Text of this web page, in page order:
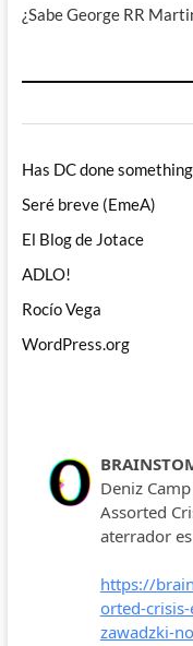
¿Sabe George RR
Has DC done
Seré breve (EmeA)
El Blog de Jotace
ADLO!
Rocío Vega
WordPress.org